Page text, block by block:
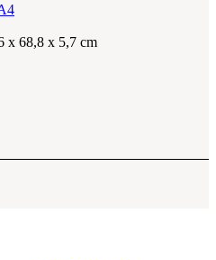
x 68,8 x 5,7 cm